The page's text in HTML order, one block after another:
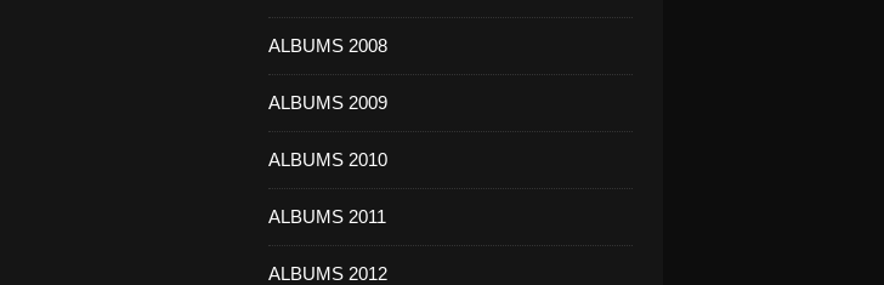
ALBUMS 2008
ALBUMS 2009
ALBUMS 2010
ALBUMS 2011
ALBUMS 2012